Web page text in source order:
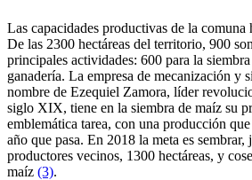
Las capacidades productivas de la comuna
De las 2300 hectáreas del territorio, 900
principales actividades: 600 para la
ganadería. La empresa de mecanización y
nombre de Ezequiel Zamora, líder
siglo XIX, tiene en la siembra de maíz su
emblemática tarea, con una producción
año que pasa. En 2018 la meta es sembrar,
productores vecinos, 1300 hectáreas, y
maíz (3).